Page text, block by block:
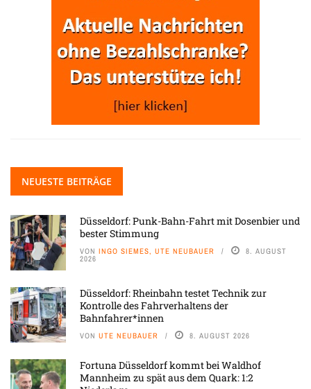
NEUESTE BEITRÄGE
Düsseldorf: Punk-Bahn-Fahrt mit Dosenbier und
bester Stimmung
VON INGO SIEMES, UTE NEUBAUER 8. AUGUST
2026
Düsseldorf: Rheinbahn testet Technik zur
Kontrolle des Fahrverhaltens der
Bahnfahrer*innen
VON UTE NEUBAUER 8. AUGUST 2026
Fortuna Düsseldorf kommt bei Waldhof
Mannheim zu spät aus dem Quark: 1:2